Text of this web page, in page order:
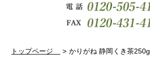
トップページ かりがね 静岡くき茶250g